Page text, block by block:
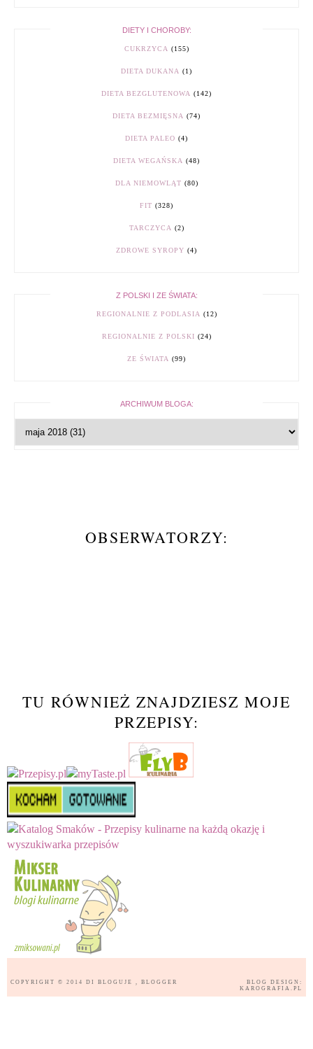
DIETY I CHOROBY:
CUKRZYCA (155)
DIETA DUKANA (1)
DIETA BEZGLUTENOWA (142)
DIETA BEZMIĘSNA (74)
DIETA PALEO (4)
DIETA WEGAŃSKA (48)
DLA NIEMOWLĄT (80)
FIT (328)
TARCZYCA (2)
ZDROWE SYROPY (4)
Z POLSKI I ZE ŚWIATA:
REGIONALNIE Z PODLASIA (12)
REGIONALNIE Z POLSKI (24)
ZE ŚWIATA (99)
ARCHIWUM BLOGA:
OBSERWATORZY:
TU RÓWNIEŻ ZNAJDZIESZ MOJE
PRZEPISY:
COPYRIGHT © 2014 DI BLOGUJE , BLOGGER
BLOG DESIGN:
KAROGRAFIA.PL